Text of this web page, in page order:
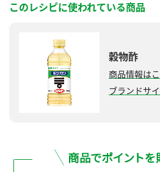
このレシピに使われている商品
穀物酢
商品情報は
ブランドサ